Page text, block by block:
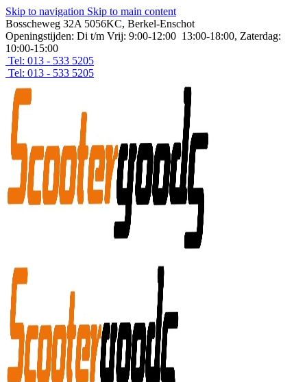
Skip to navigation Skip to main content
Bosscheweg 32A 5056KC, Berkel-Enschot
Openingstijden: Di t/m Vrij: 9:00-12:00 13:00-18:00, Zaterdag:
10:00-15:00
Tel: 013 - 533 5205
Tel: 013 - 533 5205